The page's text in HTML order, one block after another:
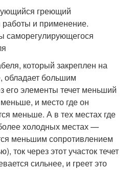
который закреплен на
обладает большим
его элементы течет меньший
и место где он
меньше. А в тех местах где
холодных местах —
меньшим сопротивлением
ток через этот участок течет
сильнее, и греет это